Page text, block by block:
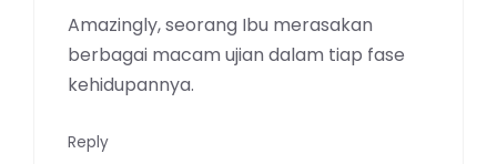
Amazingly, seorang Ibu merasakan
berbagai macam ujian dalam tiap fase
kehidupannya.
Reply